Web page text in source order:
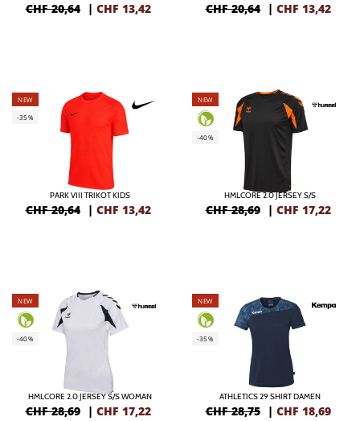
CHF 20,64 | CHF 13,42 CHF 20,64 | CHF 13,42
NEW
-35%
PARK VIII TRIKOT KIDS
CHF 20,64 | CHF 13,42
NEW
-40%
HMLCORE 2.0 JERSEY S/S
CHF 28,69 | CHF 17,22
NEW
-40%
HMLCORE 2.0 JERSEY S/S WOMAN
CHF 28,69 | CHF 17,22
NEW
-35%
ATHLETICS 29 SHIRT DAMEN
CHF 28,75 | CHF 18,69